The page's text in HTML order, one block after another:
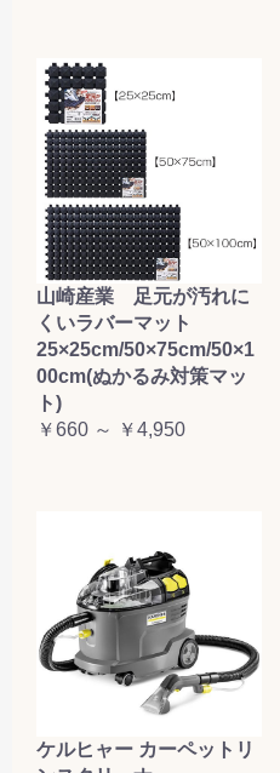
山崎産業 足元が汚れに
くいラバーマット
25×25cm/50×75cm/50×1
00cm(ぬかるみ対策マッ
ト)
￥660 ～ ￥4,950
ケルヒャー カーペットリ